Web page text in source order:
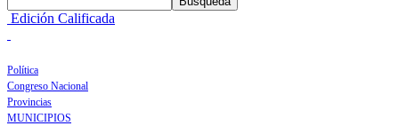
Edición Calificada
Política
Congreso Nacional
Provincias
MUNICIPIOS